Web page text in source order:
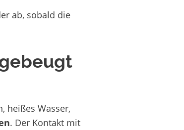
ab, sobald die
heißes Wasser,
. Der Kontakt mit